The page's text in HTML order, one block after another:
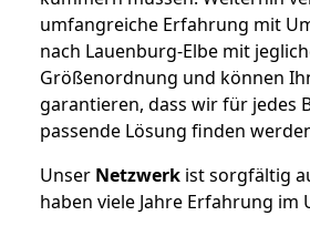
umfangreiche Erfahrung mit
nach Lauenburg-Elbe mit
Größenordnung und können
garantieren, dass wir für jedes
passende Lösung finden
Unser Netzwerk ist sorgfältig
haben viele Jahre Erfahrung im